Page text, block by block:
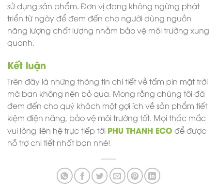
sử dụng sản phẩm. Đơn vị đang không ngừng phát
triển từ ngày để đem đến cho người dùng nguồn
năng lượng chất lượng nhằm bảo vệ môi trường xung
quanh.
Kết luận
Trên đây là những thông tin chi tiết vềtấm pin mặt trời
mà ban không nên bỏ qua. Mong rằng chúng tôi đã
đem đến cho quý khách một gợi ích về sản phẩm tiết
kiệm điện năng, bảo vệ môi trường tốt. Mọi thắc mắc
vui lòng liên hệ trực tiếp tới PHU THANH ECO để được
hỗ trợ chi tiết nhất bạn nhé!